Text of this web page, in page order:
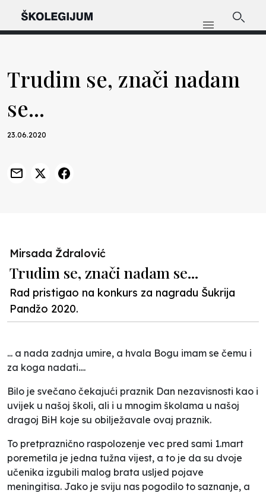
Trudim se, znači nadam
se...
23.06.2020
Mirsada Ždralović
Trudim se, znači nadam se...
Rad pristigao na konkurs za nagradu Šukrija
Pandžo 2020.
... a nada zadnja umire, a hvala Bogu imam se čemu i
za koga nadati....
Bilo je svečano čekajući praznik Dan nezavisnosti kao i
uvijek u našoj školi, ali i u mnogim školama u našoj
dragoj BiH koje su obilježavale ovaj praznik.
To pretpraznično raspolozenje vec pred sami 1.mart
poremetila je jedna tužna vijest, a to je da su dvoje
učenika izgubili malog brata usljed pojave
meningitisa. Jako je sviju nas pogodilo to saznanje, a